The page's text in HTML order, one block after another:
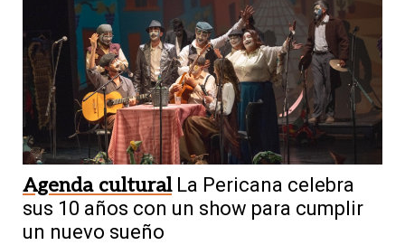
Agenda cultural La Pericana celebra
sus 10 años con un show para cumplir
un nuevo sueño